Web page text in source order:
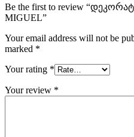
Be the first to review
MIGUEL”
Your email address will not be
marked *
Your rating *
Your review *